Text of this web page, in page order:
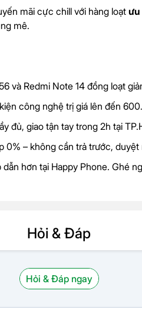
mãi cực chill với hàng loạt ưu
mê.
và Redmi Note 14 đồng loạt
công nghệ trị giá lên đến
đủ, giao tận tay trong 2h tại
0% – không cần trả trước, duyệt
hơn tại Happy Phone. Ghé
Hỏi & Đáp
Hỏi & Đáp ngay